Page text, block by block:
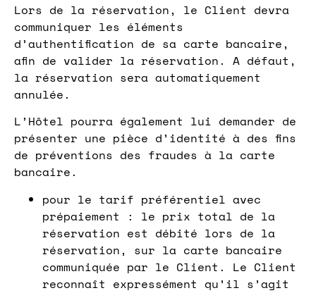
Lors de la réservation, le Client devra
communiquer les éléments
d’authentification de sa carte bancaire,
afin de valider la réservation. A défaut,
la réservation sera automatiquement
annulée.
L’Hôtel pourra également lui demander de
présenter une pièce d’identité à des fins
de préventions des fraudes à la carte
bancaire.
pour le tarif préférentiel avec
prépaiement : le prix total de la
réservation est débité lors de la
réservation, sur la carte bancaire
communiquée par le Client. Le Client
reconnaît expressément qu’il s’agit